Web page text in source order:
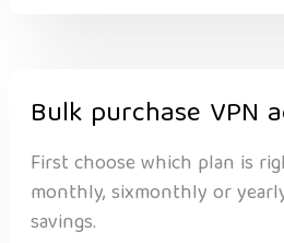
Bulk purchase VPN
First choose which plan is
monthly, sixmonthly or
savings.